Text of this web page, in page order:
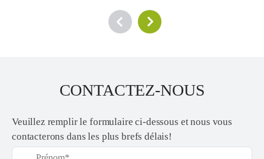
CONTACTEZ-NOUS
Veuillez remplir le formulaire ci-dessous et nous vous
contacterons dans les plus brefs délais!